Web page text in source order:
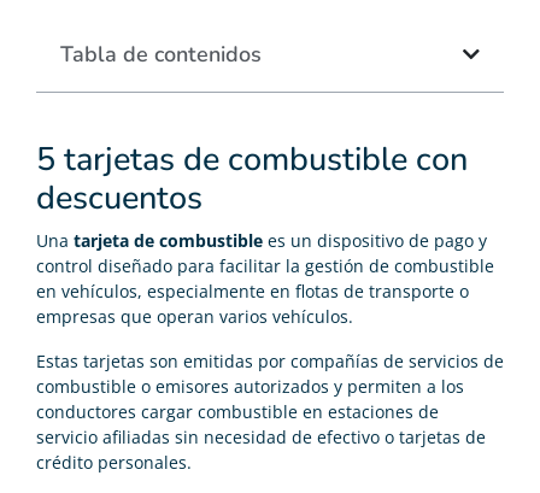
5 tarjetas de combustible con
descuentos
Una tarjeta de combustible es un dispositivo de pago y
control diseñado para facilitar la gestión de combustible
en vehículos, especialmente en flotas de transporte o
empresas que operan varios vehículos.
Estas tarjetas son emitidas por compañías de servicios de
combustible o emisores autorizados y permiten a los
conductores cargar combustible en estaciones de
servicio afiliadas sin necesidad de efectivo o tarjetas de
crédito personales.
Tabla de contenidos